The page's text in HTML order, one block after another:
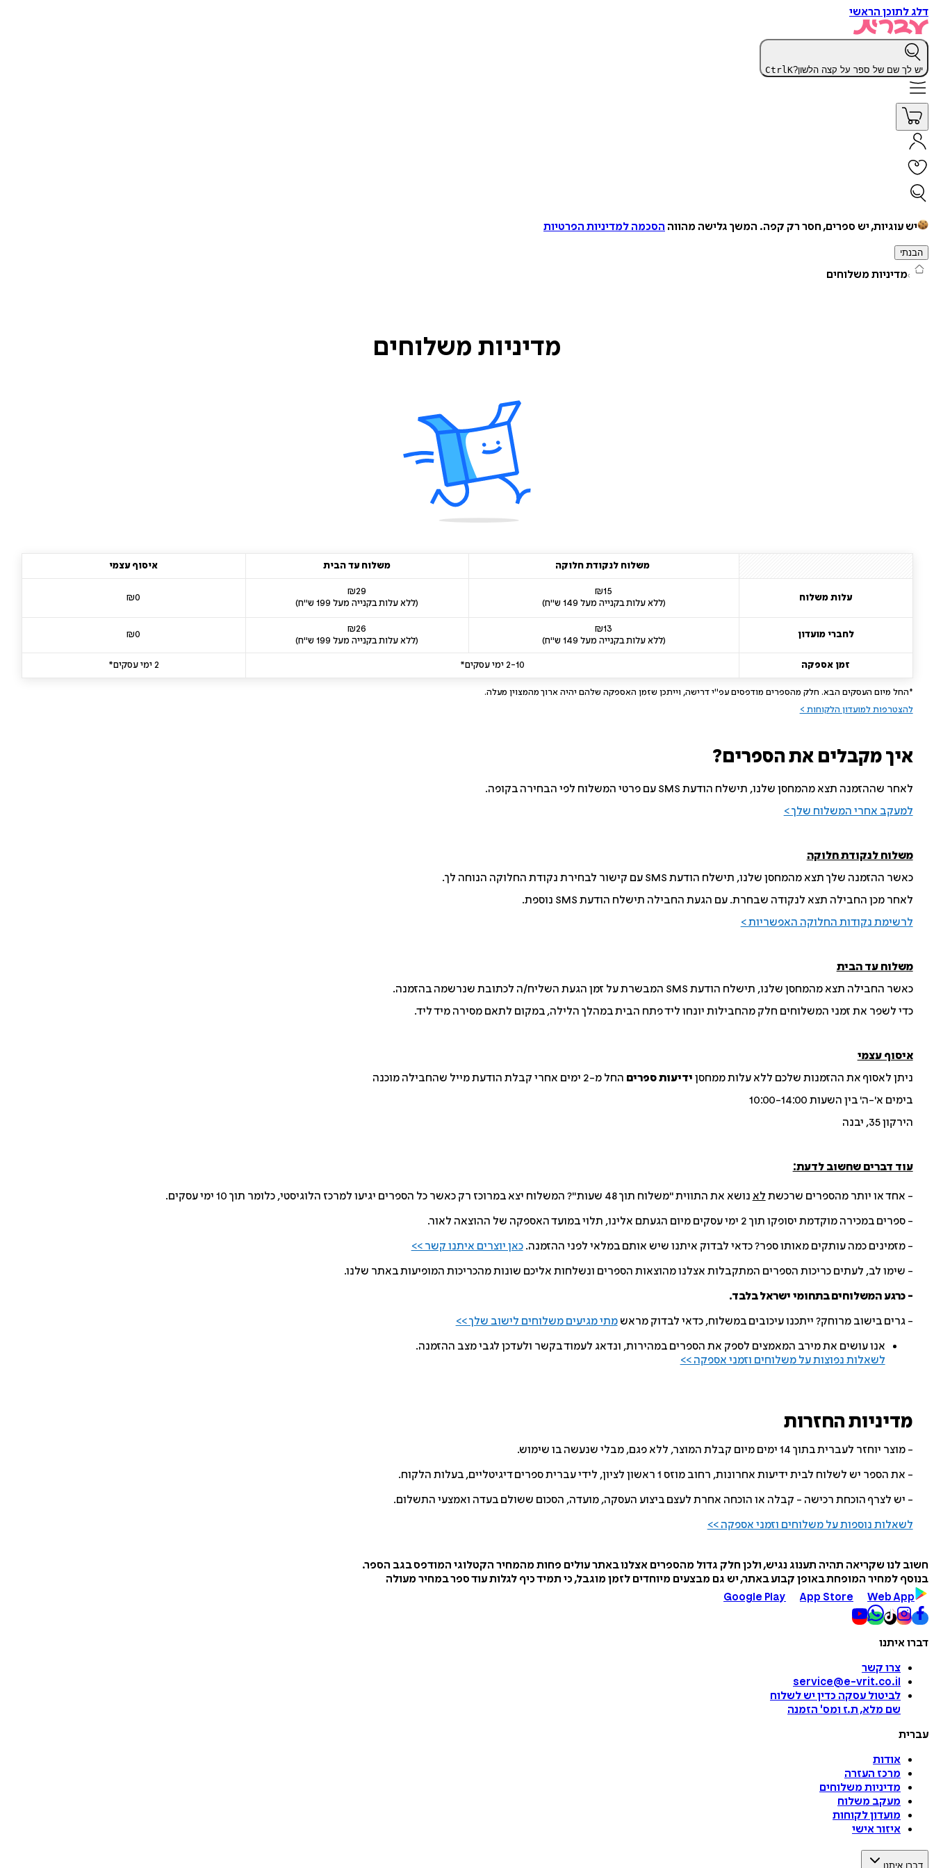
דלג לתוכן הראשי
יש לך שם של ספר על קצה הלשון? CtrlK
יש עוגיות, יש ספרים, חסר רק קפה. המשך גלישה מהווה הסכמה למדיניות הפרטיות
הבנתי
מדיניות משלוחים
מדיניות משלוחים
משלוח לנקודת חלוקה משלוח עד הבית איסוף עצמי
עלות משלוח
₪15
(ללא עלות בקנייה מעל 149 ש"ח)
₪29
(ללא עלות בקנייה מעל 199 ש"ח)
₪0
לחברי מועדון
₪13
(ללא עלות בקנייה מעל 149 ש"ח)
₪26
(ללא עלות בקנייה מעל 199 ש"ח)
₪0
זמן אספקה 2-10 ימי עסקים* 2 ימי עסקים*
*החל מיום העסקים הבא. חלק מהספרים מודפסים עפ"י דרישה, וייתכן שזמן האספקה שלהם יהיה ארוך מהמצוין מעלה.
להצטרפות למועדון הלקוחות >
איך מקבלים את הספרים?
לאחר שההזמנה תצא מהמחסן שלנו, תישלח הודעת SMS עם פרטי המשלוח לפי הבחירה בקופה.
למעקב אחרי המשלוח שלך >
משלוח לנקודת חלוקה
כאשר ההזמנה שלך תצא מהמחסן שלנו, תישלח הודעת SMS עם קישור לבחירת נקודת החלוקה הנוחה לך.
לאחר מכן החבילה תצא לנקודה שבחרת. עם הגעת החבילה תישלח הודעת SMS נוספת.
לרשימת נקודות החלוקה האפשריות >
משלוח עד הבית
כאשר החבילה תצא מהמחסן שלנו, תישלח הודעת SMS המבשרת על זמן הגעת השליח/ה לכתובת שנרשמה בהזמנה.
כדי לשפר את זמני המשלוחים חלק מהחבילות יונחו ליד פתח הבית במהלך הלילה, במקום לתאם מסירה מיד ליד.
איסוף עצמי
ניתן לאסוף את ההזמנות שלכם ללא עלות ממחסן ידיעות ספרים החל מ-2 ימים אחרי קבלת הודעת מייל שהחבילה מוכנה
בימים א'-ה' בין השעות 10:00-14:00
הירקון 35, יבנה
עוד דברים שחשוב לדעת:
- אחד או יותר מהספרים שרכשת לא נושא את התווית "משלוח תוך 48 שעות"? המשלוח יצא במרוכז רק כאשר כל הספרים יגיעו למרכז הלוגיסטי, כלומר תוך 10 ימי עסקים.
- ספרים במכירה מוקדמת יסופקו תוך 2 ימי עסקים מיום הגעתם אלינו, תלוי במועד האספקה של ההוצאה לאור.
- מזמינים כמה עותקים מאותו ספר? כדאי לבדוק איתנו שיש אותם במלאי לפני ההזמנה.כאן יוצרים איתנו קשר >>
- שימו לב, לעתים כריכות הספרים המתקבלות אצלנו מהוצאות הספרים ונשלחות אליכם שונות מהכריכות המופיעות באתר שלנו.
- כרגע המשלוחים בתחומי ישראל בלבד.
- גרים בישוב מרוחק? ייתכנו עיכובים במשלוח, כדאי לבדוק מראשמתי מגיעים משלוחים לישוב שלך >>
אנו עושים את מירב המאמצים לספק את הספרים במהירות, ונדאג לעמוד בקשר ולעדכן לגבי מצב ההזמנה.
לשאלות נפוצות על משלוחים וזמני אספקה >>
מדיניות החזרות
- מוצר יוחזר לעברית בתוך 14 ימים מיום קבלת המוצר, ללא פגם, מבלי שנעשה בו שימוש.
- את הספר יש לשלוח לבית ידיעות אחרונות, רחוב מוזס 1 ראשון לציון, לידי עברית ספרים דיגיטליים, בעלות הלקוח.
- יש לצרף הוכחת רכישה - קבלה או הוכחה אחרת לעצם ביצוע העסקה, מועדה, הסכום ששולם בעדה ואמצעי התשלום.
לשאלות נוספות על משלוחים וזמני אספקה >>
חשוב לנו שקריאה תהיה תענוג נגיש, ולכן חלק גדול מהספרים אצלנו באתר עולים פחות מהמחיר הקטלוגי המודפס בגב הספר.
בנוסף למחיר המופחת באופן קבוע באתר, יש גם מבצעים מיוחדים לזמן מוגבל, כי תמיד כיף לגלות עוד ספר במחיר מעולה
Google Play
App Store Web App
דברו איתנו
צרו קשר
service@e-vrit.co.il
לביטול עסקה כדין יש לשלוח
שם מלא, ת.ז ומס' הזמנה
עברית
אודות
מרכז העזרה
מדיניות משלוחים
מעקב משלוח
מועדון לקוחות
איזור אישי
דברו איתנו